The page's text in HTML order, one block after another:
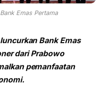
Emas Pertama
Bank Emas
dari Prabowo
pemanfaatan